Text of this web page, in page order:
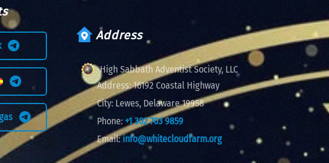
Address
High Sabbath Adventist Society, LLC
Address:16192 Coastal Highway
City: Lewes, Delaware 19958
Phone: +1 302 703 9859
Email:info@whitecloudfarm.org